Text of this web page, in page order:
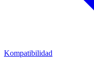
Kompatibilidad